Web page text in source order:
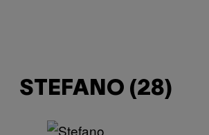
STEFANO (28)